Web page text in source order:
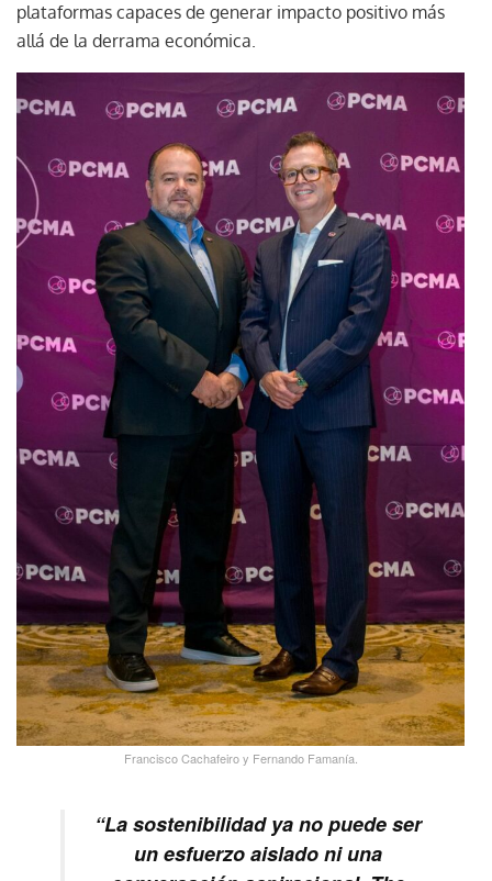
plataformas capaces de generar impacto positivo más
allá de la derrama económica.
Francisco Cachafeiro y Fernando Famanía.
“La sostenibilidad ya no puede ser
un esfuerzo aislado ni una